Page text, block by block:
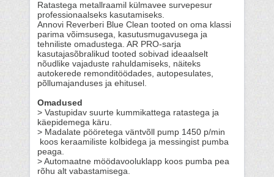
Ratastega metallraamil külmavee survepesur
professionaalseks kasutamiseks.
Annovi Reverberi Blue Clean tooted on oma klassi
parima võimsusega, kasutusmugavusega ja
tehniliste omadustega. AR PRO-sarja
kasutajasõbralikud tooted sobivad ideaalselt
nõudlike vajaduste rahuldamiseks, näiteks
autokerede remonditöödades, autopesulates,
põllumajanduses ja ehitusel.
Omadused
> Vastupidav suurte kummikattega ratastega ja
käepidemega käru.
> Madalate pööretega väntvõll pump 1450 p/min
koos keraamiliste kolbidega ja messingist pumba
peaga.
> Automaatne möödavooluklapp koos pumba pea
rõhu alt vabastamisega.